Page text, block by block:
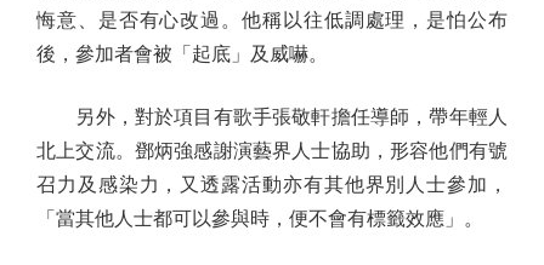
悔意、是否有心改過。他稱以往低調處理，是怕公布
後，參加者會被「起底」及威嚇。
另外，對於項目有歌手張敬軒擔任導師，帶年輕人
北上交流。鄧炳強感謝演藝界人士協助，形容他們有號
召力及感染力，又透露活動亦有其他界別人士參加，
「當其他人士都可以參與時，便不會有標籤效應」。